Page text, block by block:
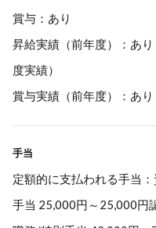
賞与：あり
昇給実績（前年度）：あ
度実績）
賞与実績（前年度）：あ
手当
定額的に支払われる手当
手当 25,000円～25,000円